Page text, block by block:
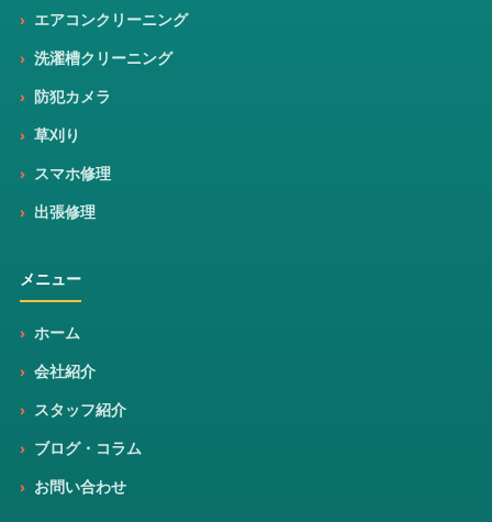
エアコンクリーニング
洗濯槽クリーニング
防犯カメラ
草刈り
スマホ修理
出張修理
メニュー
ホーム
会社紹介
スタッフ紹介
ブログ・コラム
お問い合わせ